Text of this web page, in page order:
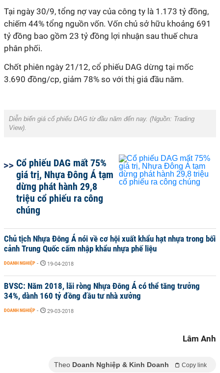
Tại ngày 30/9, tổng nợ vay của công ty là 1.173 tỷ đồng,
chiếm 44% tổng nguồn vốn. Vốn chủ sở hữu khoảng 691
tỷ đồng bao gồm 23 tỷ đồng lợi nhuận sau thuế chưa
phân phối.
Chốt phiên ngày 21/12, cổ phiếu DAG dừng tại mốc
3.690 đồng/cp, giảm 78% so với thị giá đầu năm.
Diễn biến giá cổ phiếu DAG từ đầu năm đến nay. (Nguồn: Trading
View).
Cổ phiếu DAG mất 75%
giá trị, Nhựa Đông Á tạm
dừng phát hành 29,8
triệu cổ phiếu ra công
chúng
Chủ tịch Nhựa Đông Á nói về cơ hội xuất khẩu hạt nhựa trong bối
cảnh Trung Quốc cấm nhập khẩu nhựa phế liệu
DOANH NGHIỆP - 19-04-2018
BVSC: Năm 2018, lãi ròng Nhựa Đông Á có thể tăng trưởng
34%, dành 160 tỷ đồng đầu tư nhà xưởng
DOANH NGHIỆP - 29-03-2018
Lâm Anh
Theo Doanh Nghiệp & Kinh Doanh Copy link